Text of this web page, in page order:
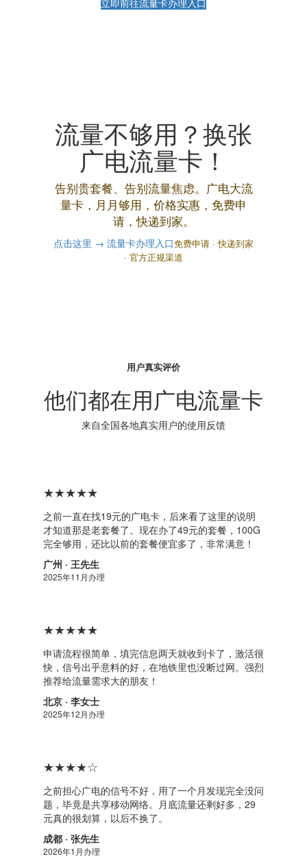
立即前往流量卡办理入口
流量不够用？换张
广电流量卡！
告别贵套餐、告别流量焦虑。广电大流
量卡，月月够用，价格实惠，免费申
请，快递到家。
点击这里 → 流量卡办理入口免费申请 · 快递到家
· 官方正规渠道
用户真实评价
他们都在用广电流量卡
来自全国各地真实用户的使用反馈
★★★★★
之前一直在找19元的广电卡，后来看了这里的说明
才知道那是老套餐了。现在办了49元的套餐，100G
完全够用，还比以前的套餐便宜多了，非常满意！
广州 · 王先生
2025年11月办理
★★★★★
申请流程很简单，填完信息两天就收到卡了，激活很
快，信号出乎意料的好，在地铁里也没断过网。强烈
推荐给流量需求大的朋友！
北京 · 李女士
2025年12月办理
★★★★☆
之前担心广电的信号不好，用了一个月发现完全没问
题，毕竟是共享移动网络。月底流量还剩好多，29
元真的很划算，以后不换了。
成都 · 张先生
2026年1月办理